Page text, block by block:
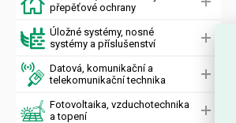
přepěťové ochrany
Úložné systémy, nosné
systémy a příslušenství
Datová, komunikační a
telekomunikační technika
Fotovoltaika, vzduchotechnika
a topení